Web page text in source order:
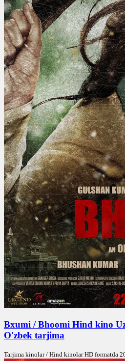
Bxumi / Bhoomi Hind kino
O'zbek tarjima
Tarjima kinolar / Hind kinolar HD formatda